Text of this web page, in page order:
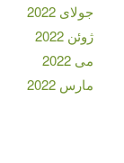
جولای 2022
ژوئن 2022
می 2022
مارس 2022